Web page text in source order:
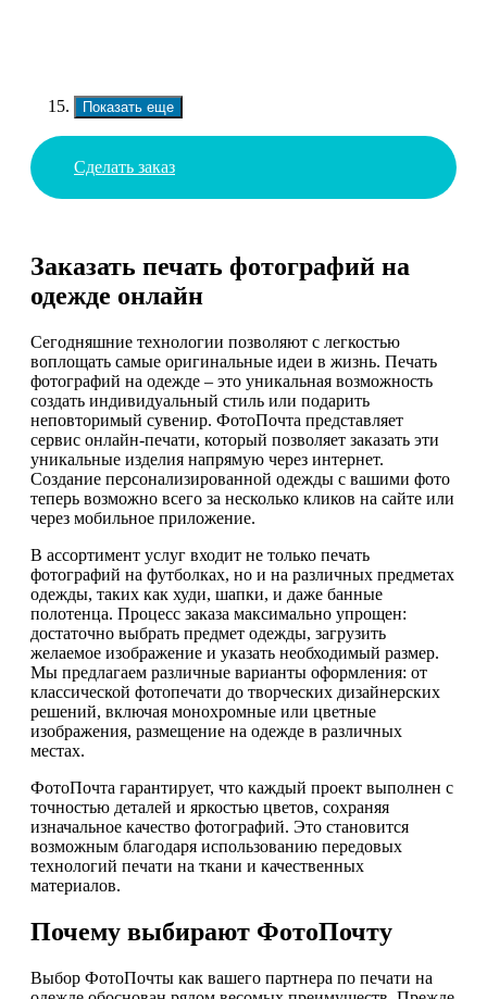
Показать еще
Сделать заказ
Заказать печать фотографий на
одежде онлайн
Сегодняшние технологии позволяют с легкостью
воплощать самые оригинальные идеи в жизнь. Печать
фотографий на одежде – это уникальная возможность
создать индивидуальный стиль или подарить
неповторимый сувенир. ФотоПочта представляет
сервис онлайн-печати, который позволяет заказать эти
уникальные изделия напрямую через интернет.
Создание персонализированной одежды с вашими фото
теперь возможно всего за несколько кликов на сайте или
через мобильное приложение.
В ассортимент услуг входит не только печать
фотографий на футболках, но и на различных предметах
одежды, таких как худи, шапки, и даже банные
полотенца. Процесс заказа максимально упрощен:
достаточно выбрать предмет одежды, загрузить
желаемое изображение и указать необходимый размер.
Мы предлагаем различные варианты оформления: от
классической фотопечати до творческих дизайнерских
решений, включая монохромные или цветные
изображения, размещение на одежде в различных
местах.
ФотоПочта гарантирует, что каждый проект выполнен с
точностью деталей и яркостью цветов, сохраняя
изначальное качество фотографий. Это становится
возможным благодаря использованию передовых
технологий печати на ткани и качественных
материалов.
Почему выбирают ФотоПочту
Выбор ФотоПочты как вашего партнера по печати на